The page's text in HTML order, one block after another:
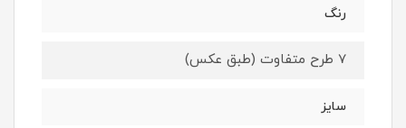
رنگ
7 طرح متفاوت (طبق عکس)
سایز